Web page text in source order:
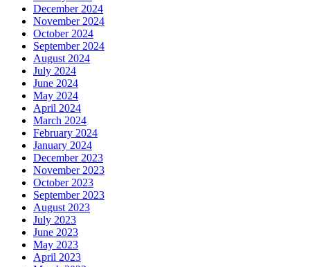
December 2024
November 2024
October 2024
September 2024
August 2024
July 2024
June 2024
May 2024
April 2024
March 2024
February 2024
January 2024
December 2023
November 2023
October 2023
September 2023
August 2023
July 2023
June 2023
May 2023
April 2023